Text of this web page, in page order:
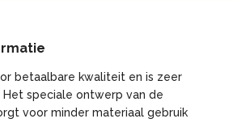
betaalbare kwaliteit en is zeer
Het speciale ontwerp van de
voor minder materiaal gebruik